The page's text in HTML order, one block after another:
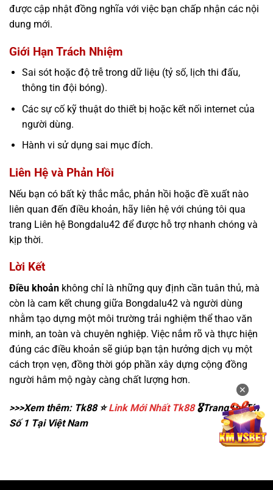
được cập nhật đồng nghĩa với việc bạn chấp nhận các nội
dung mới.
Giới Hạn Trách Nhiệm
Sai sót hoặc độ trễ trong dữ liệu (tỷ số, lịch thi đấu,
thông tin đội bóng).
Các sự cố kỹ thuật do thiết bị hoặc kết nối internet của
người dùng.
Hành vi sử dụng sai mục đích.
Liên Hệ và Phản Hồi
Nếu bạn có bất kỳ thắc mắc, phản hồi hoặc đề xuất nào
liên quan đến điều khoản, hãy liên hệ với chúng tôi qua
trang Liên hệ Bongdalu42 để được hỗ trợ nhanh chóng và
kịp thời.
Lời Kết
Điều khoản không chỉ là những quy định cần tuân thủ, mà
còn là cam kết chung giữa Bongdalu42 và người dùng
nhằm tạo dựng một môi trường trải nghiệm thể thao văn
minh, an toàn và chuyên nghiệp. Việc nắm rõ và thực hiện
đúng các điều khoản sẽ giúp bạn tận hưởng dịch vụ một
cách trọn vẹn, đồng thời góp phần xây dựng cộng đồng
người hâm mộ ngày càng chất lượng hơn.
>>>Xem thêm: Tk88 ⭐️Link Mới Nhất Tk88🎖️Trang Uy Tín
Số 1 Tại Việt Nam
✕
✕